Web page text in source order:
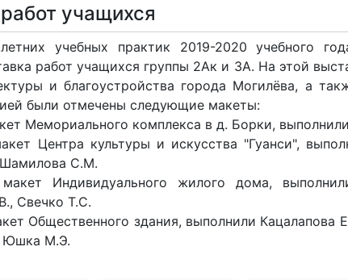
учащихся
учебных практик 2019-2020 учебного
работ учащихся группы 2Ак и 3А. На этой
и благоустройства города Могилёва, а
были отмечены следующие макеты:
Мемориального комплекса в д. Борки,
Центра культуры и искусства "Гуанси",
С.М.
Индивидуального жилого дома,
Свечко Т.С.
Общественного здания, выполнили Кацалапова
Юшка М.Э.